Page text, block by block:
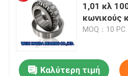
1,01 κλ
κωνικούς
J2/Q SKF
MOQ：10 PC
Καλύτερη τιμή